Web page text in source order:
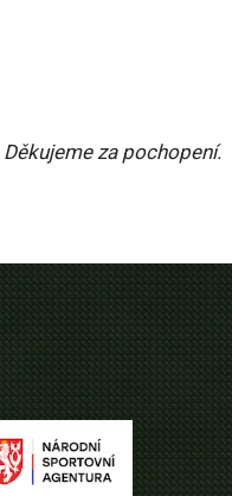
Děkujeme za pochopení.